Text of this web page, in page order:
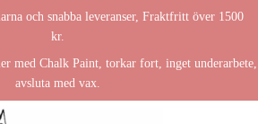
och snabba leveranser, Fraktfritt över 1500
kr.
med Chalk Paint, torkar fort, inget underarbete,
avsluta med vax.